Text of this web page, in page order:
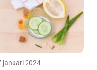
januari 2024